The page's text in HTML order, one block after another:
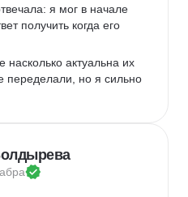
я мог в начале
получить когда его
насколько актуальна их
переделали, но я сильно